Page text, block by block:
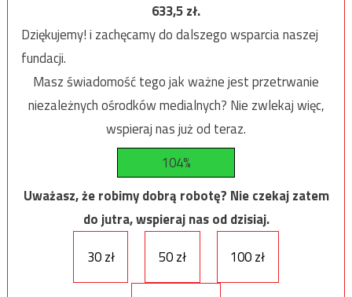
633,5zł.
Dziękujemy! i zachęcamy do dalszego wsparcia naszej
fundacji.
Masz świadomość tego jak ważne jest przetrwanie
niezależnych ośrodków medialnych? Nie zwlekaj więc,
wspieraj nas już od teraz.
104%
Uważasz, że robimy dobrą robotę? Nie czekaj zatem
do jutra, wspieraj nas od dzisiaj.
30 zł
50 zł 100 zł